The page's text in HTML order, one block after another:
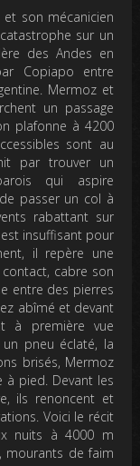
et son mécanicien
sur un
des Andes en
Copiapo entre
Mermoz et
un passage
plafonne à 4200
sont au
par trouver un
qui aspire
passer un col à
rabattant sur
insuffisant pour
il repère une
cabre son
entre des pierres
abîmé et devant
à première vue
un pneu éclaté, la
brisés, Mermoz
pied. Devant les
ils renoncent et
Voici le récit
nuits à 4000 m
mourants de faim